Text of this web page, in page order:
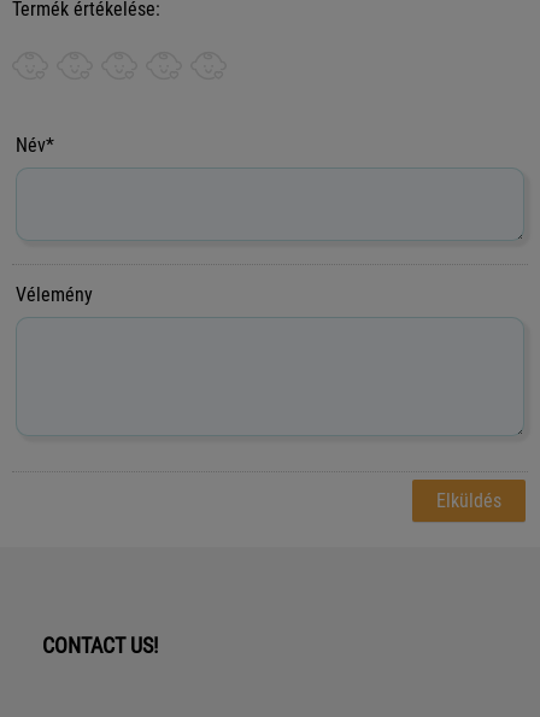
Termék értékelése:
Név*
Vélemény
CONTACT US!